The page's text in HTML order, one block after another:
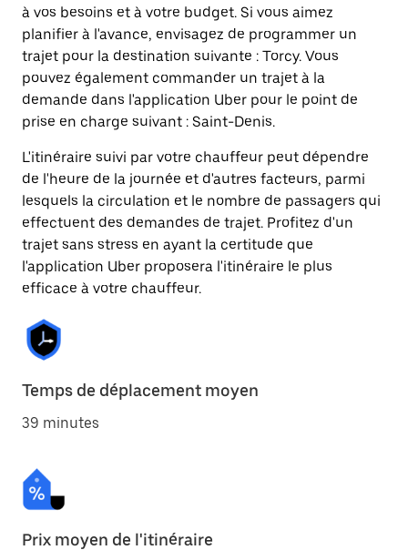
à vos besoins et à votre budget. Si vous aimez
planifier à l'avance, envisagez de programmer un
trajet pour la destination suivante : Torcy. Vous
pouvez également commander un trajet à la
demande dans l'application Uber pour le point de
prise en charge suivant : Saint-Denis.
L'itinéraire suivi par votre chauffeur peut dépendre
de l'heure de la journée et d'autres facteurs, parmi
lesquels la circulation et le nombre de passagers qui
effectuent des demandes de trajet. Profitez d'un
trajet sans stress en ayant la certitude que
l'application Uber proposera l'itinéraire le plus
efficace à votre chauffeur.
Temps de déplacement moyen
39 minutes
Prix moyen de l'itinéraire